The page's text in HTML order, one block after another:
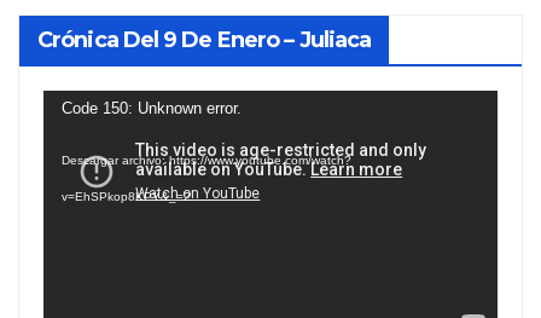
Crónica Del 9 De Enero – Juliaca
Reproductor
vídeo
Code 150: Unknown error.
Descargar archivo: https://www.youtube.com/watch?
v=EhSPkop8KPY&_=2